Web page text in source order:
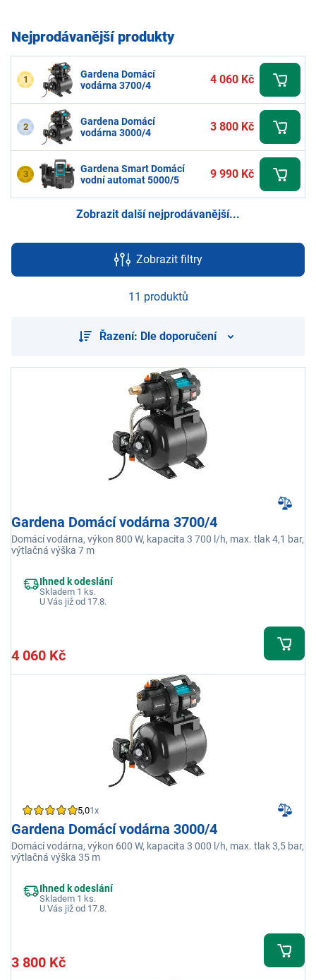
Nejprodávanější produkty
1
Gardena Domácí
vodárna 3700/4
4 060 Kč
2
Gardena Domácí
vodárna 3000/4
3 800 Kč
3
Gardena Smart Domácí
vodní automat 5000/5
9 990 Kč
Zobrazit další nejprodávanější...
Zobrazit filtry
11 produktů
Řazení: Dle doporučení
Gardena Domácí vodárna 3700/4
Domácí vodárna, výkon 800 W, kapacita 3 700 l/h, max. tlak 4,1 bar,
výtlačná výška 7 m
Ihned k odeslání
Skladem 1 ks.
U Vás již od 17.8.
4 060 Kč
5,01x
Gardena Domácí vodárna 3000/4
Domácí vodárna, výkon 600 W, kapacita 3 000 l/h, max. tlak 3,5 bar,
výtlačná výška 35 m
Ihned k odeslání
Skladem 1 ks.
U Vás již od 17.8.
3 800 Kč